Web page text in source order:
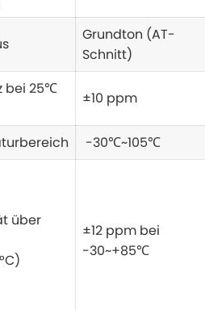
Grundton (AT-
Schnitt)
bei 25℃
±10 ppm
-30℃~105℃
über
±12 ppm bei
-30~+85℃